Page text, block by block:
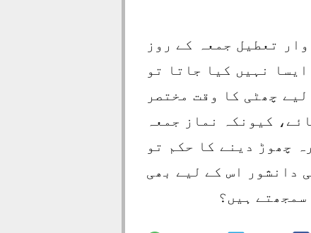
تعطیل جمعہ کے روز
نہیں کیا جاتا تو
چھٹی کا وقت مختصر
کیونکہ نماز جمعہ
چھوڑ دینے کا حکم تو
دانشور اس کے لیے بھی
سمجھتے ہیں؟